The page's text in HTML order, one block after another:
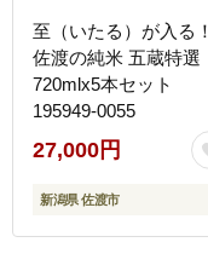
至（いたる）が入る！
佐渡の純米 五蔵特選
720mlx5本セット
195949-0055
27,000円
新潟県 佐渡市